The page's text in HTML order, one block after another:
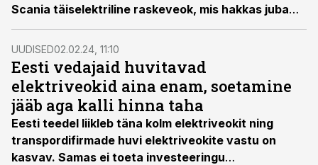
Scania täiselektriline raskeveok, mis hakkas juba
sellest nädalast Tartu linnas kliente teenindama.
Tegemist on esimese elektrilise raskeveokiga
Tartus.
UUDISED02.02.24, 11:10
Eesti vedajaid huvitavad
elektriveokid aina enam, soetamine
jääb aga kalli hinna taha
Eesti teedel liikleb täna kolm elektriveokit ning
transpordifirmade huvi elektriveokite vastu on
kasvav. Samas ei toeta investeeringu